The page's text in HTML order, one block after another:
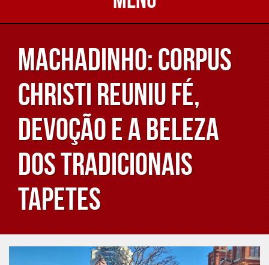
Machadinho: Corpus
Christi reuniu fé,
devoção e a beleza
dos tradicionais
tapetes